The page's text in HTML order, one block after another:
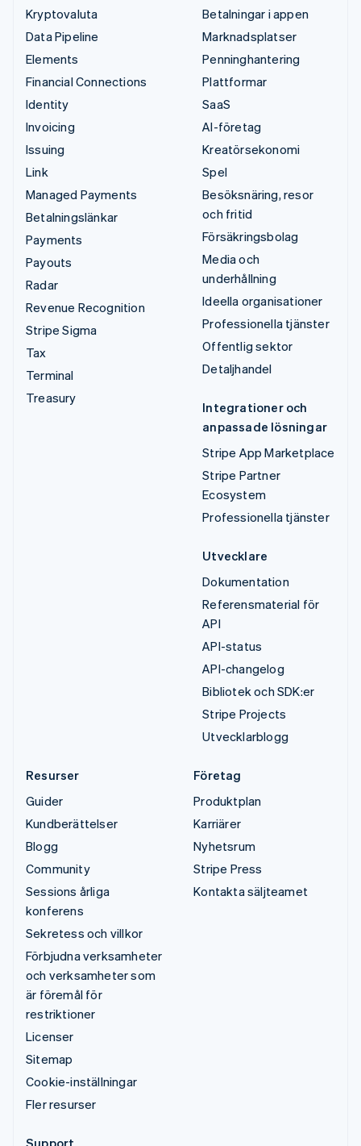
Kryptovaluta
Data Pipeline
Elements
Financial Connections
Identity
Invoicing
Issuing
Link
Managed Payments
Betalningslänkar
Payments
Payouts
Radar
Revenue Recognition
Stripe Sigma
Tax
Terminal
Treasury
Betalningar i appen
Marknadsplatser
Penninghantering
Plattformar
SaaS
AI-företag
Kreatörsekonomi
Spel
Besöksnäring, resor
och fritid
Försäkringsbolag
Media och
underhållning
Ideella organisationer
Professionella tjänster
Offentlig sektor
Detaljhandel
Integrationer och
anpassade lösningar
Stripe App Marketplace
Stripe Partner
Ecosystem
Professionella tjänster
Utvecklare
Dokumentation
Referensmaterial för
API
API-status
API-changelog
Bibliotek och SDK:er
Stripe Projects
Utvecklarblogg
Resurser
Guider
Kundberättelser
Blogg
Community
Sessions årliga
konferens
Sekretess och villkor
Förbjudna verksamheter
och verksamheter som
är föremål för
restriktioner
Licenser
Sitemap
Cookie-inställningar
Fler resurser
Företag
Produktplan
Karriärer
Nyhetsrum
Stripe Press
Kontakta säljteamet
Support